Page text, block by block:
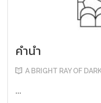
คำนำ
A BRIGHT RAY OF
...